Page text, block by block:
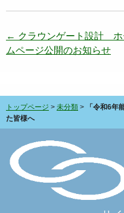
投
稿
ビ
ゲ
ー
シ
ョ
← クラウンゲート設計 ホ
ムページ公開のお知らせ
トップページ > 未分類 >
「令和6年
た皆様へ